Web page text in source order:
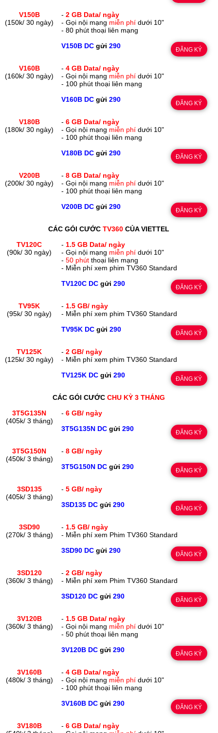
V150B
(150k/ 30 ngày)
-2 GB Data/ ngày
- Gọi nội mạng miễn phídưới 10"
- 80 phút thoại liên mạng
V150B DCgửi 290 ĐĂNG KÝ
V160B
(160k/ 30 ngày)
-4 GB Data/ ngày
- Gọi nội mạng miễn phídưới 10"
- 100 phút thoại liên mạng
V160B DCgửi 290 ĐĂNG KÝ
V180B
(180k/ 30 ngày)
-6 GB Data/ ngày
- Gọi nội mạng miễn phídưới 10"
- 100 phút thoại liên mạng
V180B DCgửi 290 ĐĂNG KÝ
V200B
(200k/ 30 ngày)
-8 GB Data/ ngày
- Gọi nội mạng miễn phídưới 10"
- 100 phút thoại liên mạng
V200B DCgửi 290 ĐĂNG KÝ
CÁC GÓI CƯỚCTV360 CỦA VIETTEL
TV120C
(90k/ 30 ngày)
- 1.5 GB Data/ ngày
- Gọi nội mạng miễn phídưới 10"
-50 phút thoại liên mạng
- Miễn phí xem phim TV360 Standard
TV120C DCgửi 290 ĐĂNG KÝ
TV95K
(95k/ 30 ngày)
- 1.5 GB/ ngày
- Miễn phí xem phim TV360 Standard
TV95K DCgửi 290 ĐĂNG KÝ
TV125K
(125k/ 30 ngày)
-2 GB/ ngày
- Miễn phí xem phim TV360 Standard
TV125K DCgửi 290 ĐĂNG KÝ
CÁC GÓI CƯỚCCHU KỲ 3 THÁNG
3T5G135N
(405k/ 3 tháng)
-6 GB/ ngày
3T5G135N DCgửi 290 ĐĂNG KÝ
3T5G150N
(450k/ 3 tháng)
-8 GB/ ngày
3T5G150N DCgửi 290 ĐĂNG KÝ
3SD135
(405k/ 3 tháng)
-5 GB/ ngày
3SD135 DCgửi 290 ĐĂNG KÝ
3SD90
(270k/ 3 tháng)
- 1.5 GB/ ngày
- Miễn phí xem Phim TV360 Standard
3SD90 DCgửi 290 ĐĂNG KÝ
3SD120
(360k/ 3 tháng)
-2 GB/ ngày
- Miễn phí xem Phim TV360 Standard
3SD120 DCgửi 290 ĐĂNG KÝ
3V120B
(360k/ 3 tháng)
- 1.5 GB Data/ ngày
- Gọi nội mạng miễn phídưới 10"
- 50 phút thoại liên mạng
3V120B DCgửi 290 ĐĂNG KÝ
3V160B
(480k/ 3 tháng)
-4 GB Data/ ngày
- Gọi nội mạng miễn phídưới 10"
- 100 phút thoại liên mạng
3V160B DCgửi 290 ĐĂNG KÝ
3V180B
-6 GB Data/ ngày